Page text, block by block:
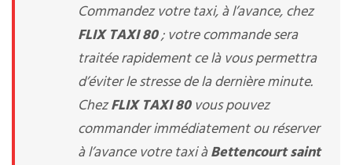
Commandez votre taxi, à l’avance, chez
FLIX TAXI 80; votre commande sera
traitée rapidement ce là vous permettra
d’éviter le stresse de la dernière minute.
ChezFLIX TAXI 80vous pouvez
commander immédiatement ou réserver
à l’avance votre taxi àBettencourt saint